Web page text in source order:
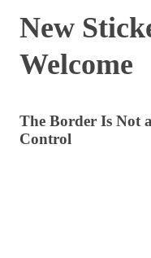
New
Welcome
The Border Is Not
Control